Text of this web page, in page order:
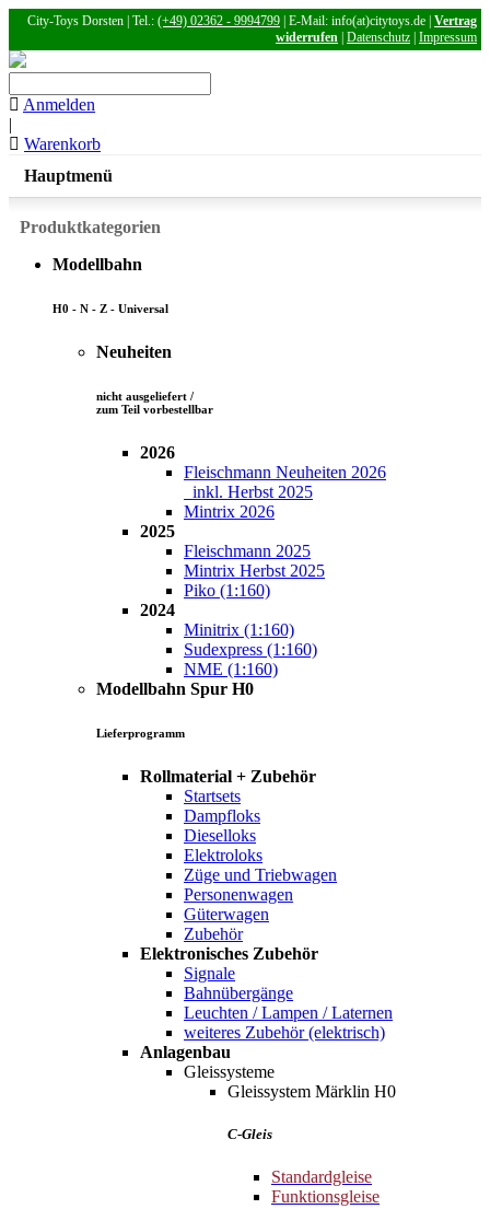
City-Toys Dorsten | Tel.: (+49) 02362 - 9994799 | E-Mail: info(at)citytoys.de | Vertrag
widerrufen Datenschutz Impressum
Anmelden
|
Warenkorb
Hauptmenü
Produktkategorien
Modellbahn
H0 - N - Z - Universal
Neuheiten
nicht ausgeliefert /
zum Teil vorbestellbar
2026
Fleischmann Neuheiten 2026
inkl. Herbst 2025
Mintrix 2026
2025
Fleischmann 2025
Mintrix Herbst 2025
Piko (1:160)
2024
Minitrix (1:160)
Sudexpress (1:160)
NME (1:160)
Modellbahn Spur H0
Lieferprogramm
Rollmaterial + Zubehör
Startsets
Dampfloks
Dieselloks
Elektroloks
Züge und Triebwagen
Personenwagen
Güterwagen
Zubehör
Elektronisches Zubehör
Signale
Bahnübergänge
Leuchten / Lampen / Laternen
weiteres Zubehör (elektrisch)
Anlagenbau
Gleissysteme
Gleissystem Märklin H0
C-Gleis
Standardgleise
Funktionsgleise